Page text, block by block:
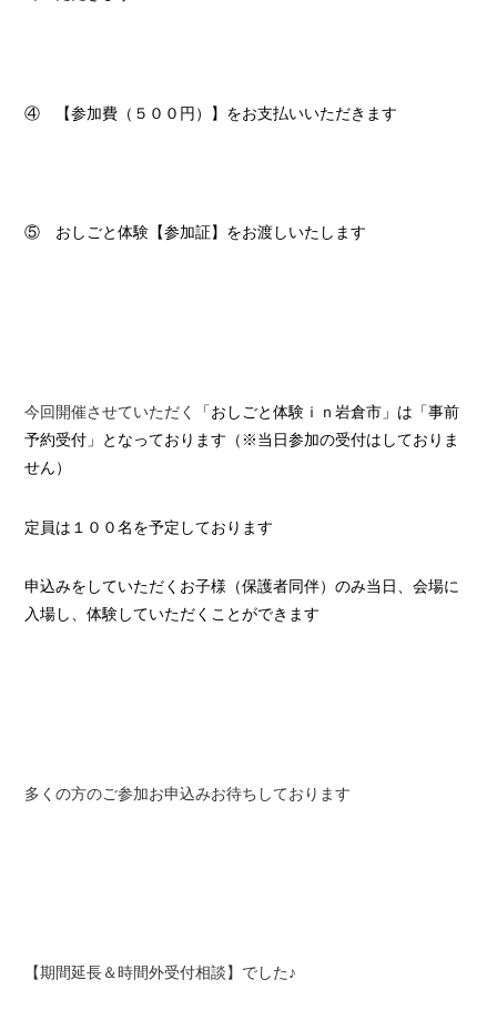
④ 【参加費（５００円）】をお支払いいただきます
⑤ おしごと体験【参加証】をお渡しいたします
今回開催させていただく 「おしごと体験ｉｎ岩倉市」は 「事前
予約受付」となっております （※当日参加の受付はしておりま
せん）
定員は１００名を予定しております
申込みをしていただくお子様（保護者同伴）のみ当日、会場に
入場し、体験していただくことができます
多くの方のご参加お申込みお待ちしております
【期間延長＆時間外受付相談】でした♪